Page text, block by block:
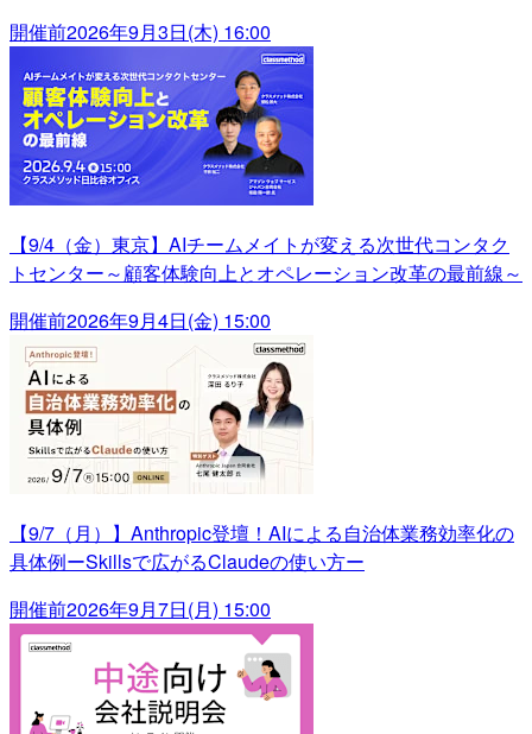
開催前2026年9月3日(木) 16:00
【9/4（金）東京】AIチームメイトが変える次世代コンタク
トセンター～顧客体験向上とオペレーション改革の最前線～
開催前2026年9月4日(金) 15:00
【9/7（月）】Anthropic登壇！AIによる自治体業務効率化の
具体例ーSkillsで広がるClaudeの使い方ー
開催前2026年9月7日(月) 15:00